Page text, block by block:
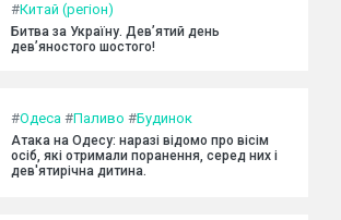
#Китай (регіон)
Битва за Україну. Дев’ятий день
дев’яностого шостого!
#Одеса #Паливо #Будинок
Атака на Одесу: наразі відомо про вісім
осіб, які отримали поранення, серед них і
дев'ятирічна дитина.